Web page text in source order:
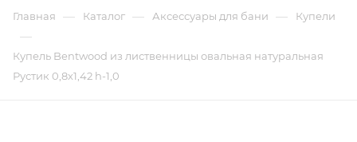
Главная — Каталог — Аксессуары для бани — Купели
—
Купель Bentwood из лиственницы овальная натуральная
Рустик 0,8х1,42 h-1,0